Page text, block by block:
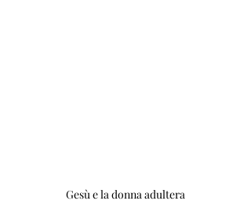
Gesù e la donna adultera